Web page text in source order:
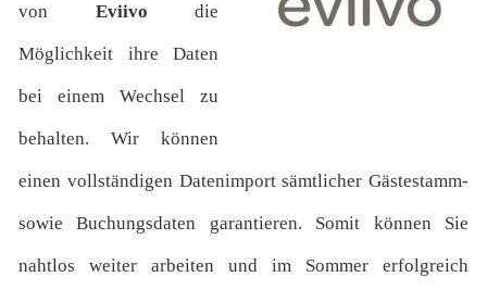
von Eviivo die
Möglichkeit ihre Daten
bei einem Wechsel zu
behalten. Wir können
einen vollständigen Datenimport sämtlicher Gästestamm-
sowie Buchungsdaten garantieren. Somit können Sie
nahtlos weiter arbeiten und im Sommer erfolgreich